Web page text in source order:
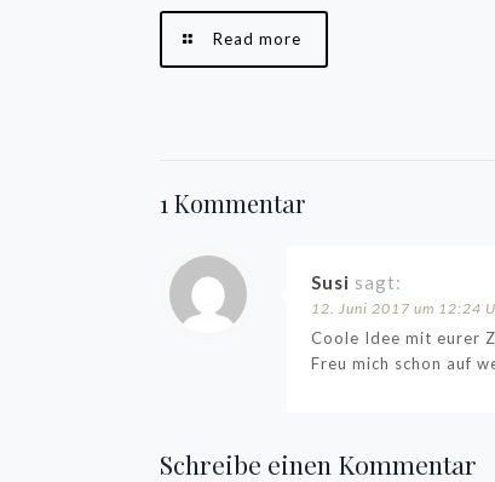
Read more
1 Kommentar
Susi sagt:
12. Juni 2017 um 12:24
Coole Idee mit eurer
Freu mich schon auf
Schreibe einen Kommentar